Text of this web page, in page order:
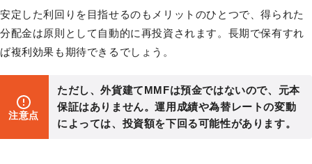
安定した利回りを目指せるのもメリットのひとつで、得られた
分配金は原則として自動的に再投資されます。長期で保有すれ
ば複利効果も期待できるでしょう。
注意点
ただし、外貨建てMMFは預金ではないので、元本
保証はありません。運用成績や為替レートの変動
によっては、投資額を下回る可能性があります。